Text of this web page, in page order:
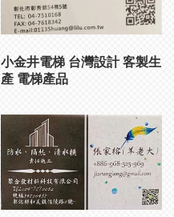
小金井電梯 台灣設計 客製生
產 電梯產品